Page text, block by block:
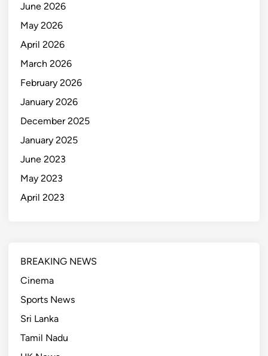
June 2026
May 2026
April 2026
March 2026
February 2026
January 2026
December 2025
January 2025
June 2023
May 2023
April 2023
BREAKING NEWS
Cinema
Sports News
Sri Lanka
Tamil Nadu